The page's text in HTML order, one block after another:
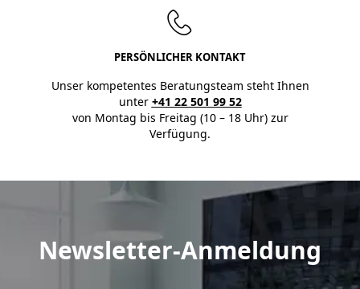
PERSÖNLICHER KONTAKT
Unser kompetentes Beratungsteam steht Ihnen
unter +41 22 501 99 52
von Montag bis Freitag (10 – 18 Uhr) zur
Verfügung.
Newsletter-Anmeldung